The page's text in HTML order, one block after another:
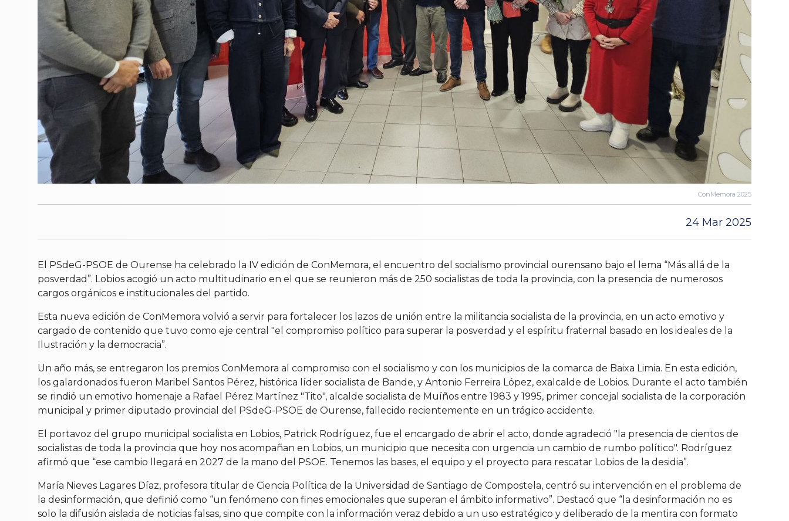
ConMemora 2025
24 Mar 2025
El PSdeG-PSOE de Ourense ha celebrado la IV edición de ConMemora, el encuentro del socialismo provincial ourensano bajo el lema “Más allá de la
posverdad”. Lobios acogió un acto multitudinario en el que se reunieron más de 250 socialistas de toda la provincia, con la presencia de numerosos
cargos orgánicos e institucionales del partido.
Esta nueva edición de ConMemora volvió a servir para fortalecer los lazos de unión entre la militancia socialista de la provincia, en un acto emotivo y
cargado de contenido que tuvo como eje central "el compromiso político para superar la posverdad y el espíritu fraternal basado en los ideales de la
Ilustración y la democracia”.
Un año más, se entregaron los premios ConMemora al compromiso con el socialismo y con los municipios de la comarca de Baixa Limia. En esta edición,
los galardonados fueron Maribel Santos Pérez, histórica líder socialista de Bande, y Antonio Ferreira López, exalcalde de Lobios. Durante el acto también
se rindió un emotivo homenaje a Rafael Pérez Martínez "Tito", alcalde socialista de Muíños entre 1983 y 1995, primer concejal socialista de la corporación
municipal y primer diputado provincial del PSdeG-PSOE de Ourense, fallecido recientemente en un trágico accidente.
El portavoz del grupo municipal socialista en Lobios, Patrick Rodríguez, fue el encargado de abrir el acto, donde agradeció "la presencia de cientos de
socialistas de toda la provincia que hoy nos acompañan en Lobios, un municipio que necesita con urgencia un cambio de rumbo político". Rodríguez
afirmó que “ese cambio llegará en 2027 de la mano del PSOE. Tenemos las bases, el equipo y el proyecto para rescatar Lobios de la desidia”.
María Nieves Lagares Díaz, profesora titular de Ciencia Política de la Universidad de Santiago de Compostela, centró su intervención en el problema de
la desinformación, que definió como “un fenómeno con fines emocionales que superan el ámbito informativo”. Destacó que “la desinformación no es
solo la difusión aislada de noticias falsas, sino que compite con la información veraz debido a un uso estratégico y deliberado de la mentira con formato